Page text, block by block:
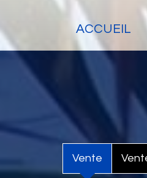
ACCUEIL
Vente